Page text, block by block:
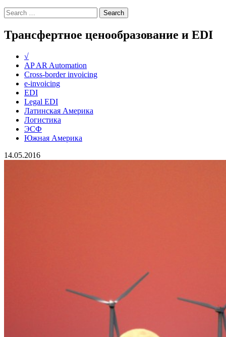
Трансфертное ценообразование и EDI
√
AP AR Automation
Cross-border invoicing
e-invoicing
EDI
Legal EDI
Латинская Америка
Логистика
ЭСФ
Южная Америка
14.05.2016